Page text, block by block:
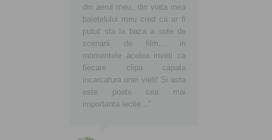
din aerul meu, din viata mea
baietelului meu cred ca ar fi
putut sta la baza a sute de
scenarii de film... in
momentele acelea inveti ca
fiecare clipa capata
incarcatura unei vieti! Si asta
este poate cea mai
importanta lectie...”